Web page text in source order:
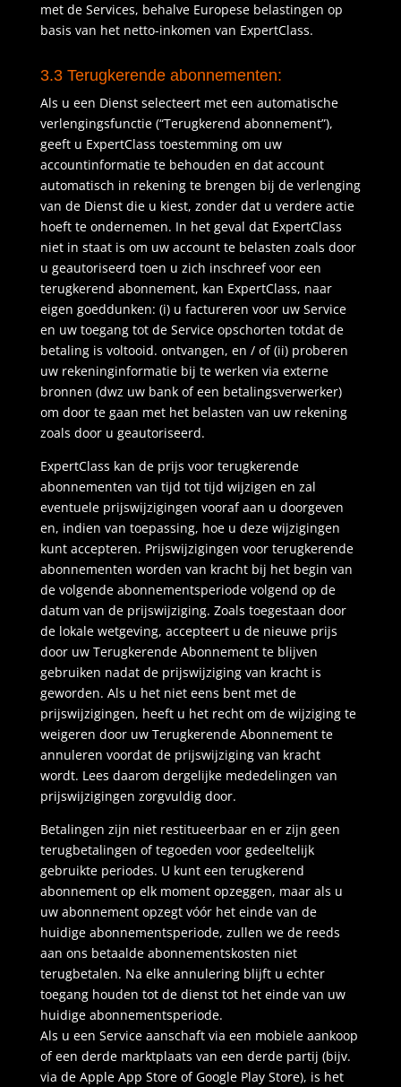
met de Services, behalve Europese belastingen op
basis van het netto-inkomen van ExpertClass.
3.3 Terugkerende abonnementen:
Als u een Dienst selecteert met een automatische
verlengingsfunctie (“Terugkerend abonnement”),
geeft u ExpertClass toestemming om uw
accountinformatie te behouden en dat account
automatisch in rekening te brengen bij de verlenging
van de Dienst die u kiest, zonder dat u verdere actie
hoeft te ondernemen. In het geval dat ExpertClass
niet in staat is om uw account te belasten zoals door
u geautoriseerd toen u zich inschreef voor een
terugkerend abonnement, kan ExpertClass, naar
eigen goeddunken: (i) u factureren voor uw Service
en uw toegang tot de Service opschorten totdat de
betaling is voltooid. ontvangen, en / of (ii) proberen
uw rekeninginformatie bij te werken via externe
bronnen (dwz uw bank of een betalingsverwerker)
om door te gaan met het belasten van uw rekening
zoals door u geautoriseerd.
ExpertClass kan de prijs voor terugkerende
abonnementen van tijd tot tijd wijzigen en zal
eventuele prijswijzigingen vooraf aan u doorgeven
en, indien van toepassing, hoe u deze wijzigingen
kunt accepteren. Prijswijzigingen voor terugkerende
abonnementen worden van kracht bij het begin van
de volgende abonnementsperiode volgend op de
datum van de prijswijziging. Zoals toegestaan door
de lokale wetgeving, accepteert u de nieuwe prijs
door uw Terugkerende Abonnement te blijven
gebruiken nadat de prijswijziging van kracht is
geworden. Als u het niet eens bent met de
prijswijzigingen, heeft u het recht om de wijziging te
weigeren door uw Terugkerende Abonnement te
annuleren voordat de prijswijziging van kracht
wordt. Lees daarom dergelijke mededelingen van
prijswijzigingen zorgvuldig door.
Betalingen zijn niet restitueerbaar en er zijn geen
terugbetalingen of tegoeden voor gedeeltelijk
gebruikte periodes. U kunt een terugkerend
abonnement op elk moment opzeggen, maar als u
uw abonnement opzegt vóór het einde van de
huidige abonnementsperiode, zullen we de reeds
aan ons betaalde abonnementskosten niet
terugbetalen. Na elke annulering blijft u echter
toegang houden tot de dienst tot het einde van uw
huidige abonnementsperiode.
Als u een Service aanschaft via een mobiele aankoop
of een derde marktplaats van een derde partij (bijv.
via de Apple App Store of Google Play Store), is het